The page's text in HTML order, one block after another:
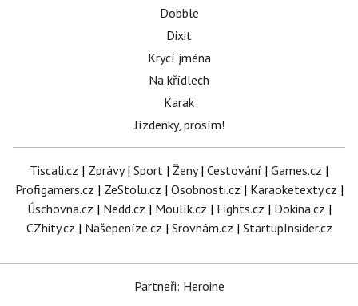
Dobble
Dixit
Krycí jména
Na křídlech
Karak
Jízdenky, prosím!
Tiscali.cz | Zprávy| Sport | Ženy| Cestování | Games.cz |
Profigamers.cz | ZeStolu.cz | Osobnosti.cz | Karaoketexty.cz |
Úschovna.cz | Nedd.cz | Moulík.cz | Fights.cz | Dokina.cz |
CZhity.cz | Našepeníze.cz | Srovnám.cz | StartupInsider.cz
Partneři: Heroine